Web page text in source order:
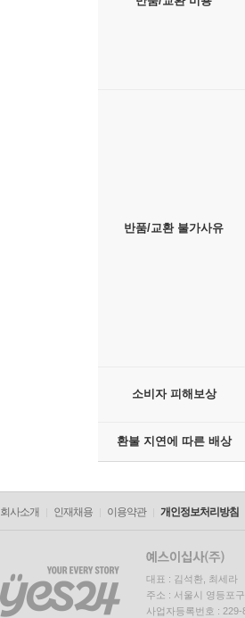
반품/교환 불가사유
소비자 피해보상
환불 지연에 따른 배상
회사소개 인재채용 이용약관 개인정보처리방침
대표 : 김석환, 최세라
주소 : 서울시 영등포
사업자등록번호 :